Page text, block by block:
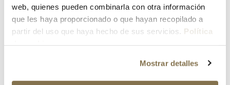
web, quienes pueden combinarla con otra información
que les haya proporcionado o que hayan recopilado a
partir del uso que haya hecho de sus servicios. Política
Mostrar detalles